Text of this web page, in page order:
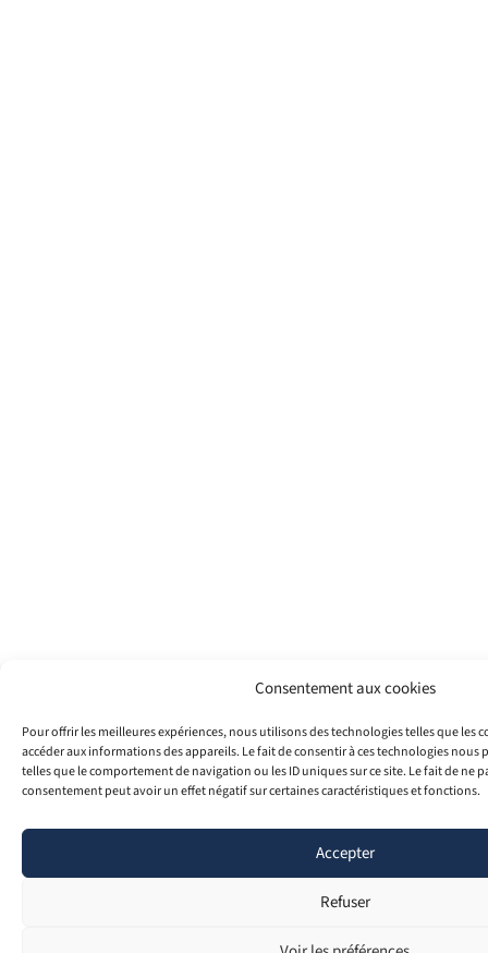
Consentement aux cookies
Pour offrir les meilleures expériences, nous utilisons des technologies telles que les
accéder aux informations des appareils. Le fait de consentir à ces technologies nous
telles que le comportement de navigation ou les ID uniques sur ce site. Le fait de ne
consentement peut avoir un effet négatif sur certaines caractéristiques et fonctions.
Accepter
Refuser